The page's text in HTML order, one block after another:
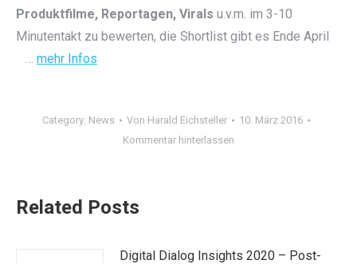
Produktfilme, Reportagen, Virals u.v.m. im 3-10
Minutentakt zu bewerten, die Shortlist gibt es Ende April
… mehr Infos
Category: News Von Harald Eichsteller
10. März 2016
Kommentar hinterlassen
Related Posts
Digital Dialog Insights 2020 – Post-